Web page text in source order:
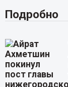
Подробно